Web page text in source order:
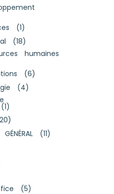
(1)
(18)
humaines
(6)
(4)
(11)
(5)